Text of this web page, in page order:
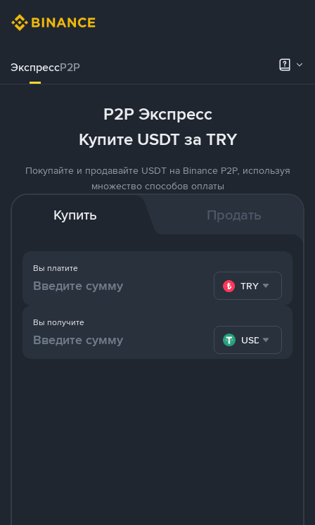
ЭкспрессP2P
P2P Экспресс
Купите USDT за TRY
Покупайте и продавайте USDT на Binance P2P, используя
множество способов оплаты
Купить Продать
Вы платите
TRY
Вы получите
USDT